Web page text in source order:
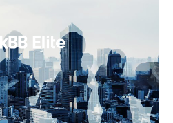
非盈利组织